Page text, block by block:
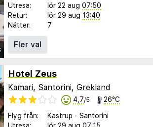
Utresa:
lör 22 aug 07:50
Retur:
lör 29 aug 13:40
Nätter:
7
Fler val
Hotel Zeus
Kamari, Santorini, Grekland
4,7/5 26°C
Flyg från: Kastrup - Santorini